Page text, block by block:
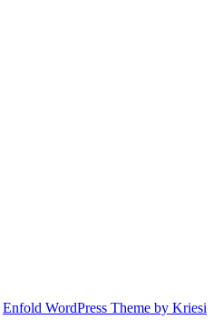
Enfold WordPress Theme by Kriesi